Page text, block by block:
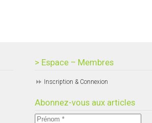
> Espace – Membres
Inscription & Connexion
Abonnez-vous aux articles